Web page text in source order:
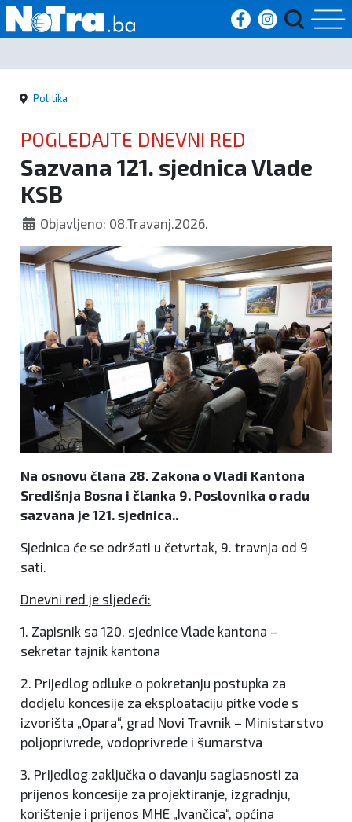
Početna
Vijesti
Sport
Kultura
Crna
kronika
Politika
Zanimljivosti
Politika
POGLEDAJTE DNEVNI RED
Sazvana 121. sjednica Vlade
KSB
Objavljeno: 08.Travanj.2026.
Na osnovu člana 28. Zakona o Vladi Kantona
Središnja Bosna i članka 9. Poslovnika o radu
sazvana je 121. sjednica..
Sjednica će se održati u četvrtak, 9. travnja od 9
sati.
Dnevni red je sljedeći:
1. Zapisnik sa 120. sjednice Vlade kantona –
sekretar tajnik kantona
2. Prijedlog odluke o pokretanju postupka za
dodjelu koncesije za eksploataciju pitke vode s
izvorišta „Opara“, grad Novi Travnik – Ministarstvo
poljoprivrede, vodoprivrede i šumarstva
3. Prijedlog zaključka o davanju saglasnosti za
prijenos koncesije za projektiranje, izgradnju,
korištenje i prijenos MHE „Ivančica“, općina